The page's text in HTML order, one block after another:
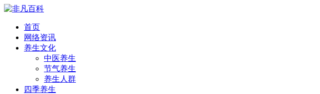
首页
网络资讯
养生文化
中医养生
节气养生
养生人群
四季养生